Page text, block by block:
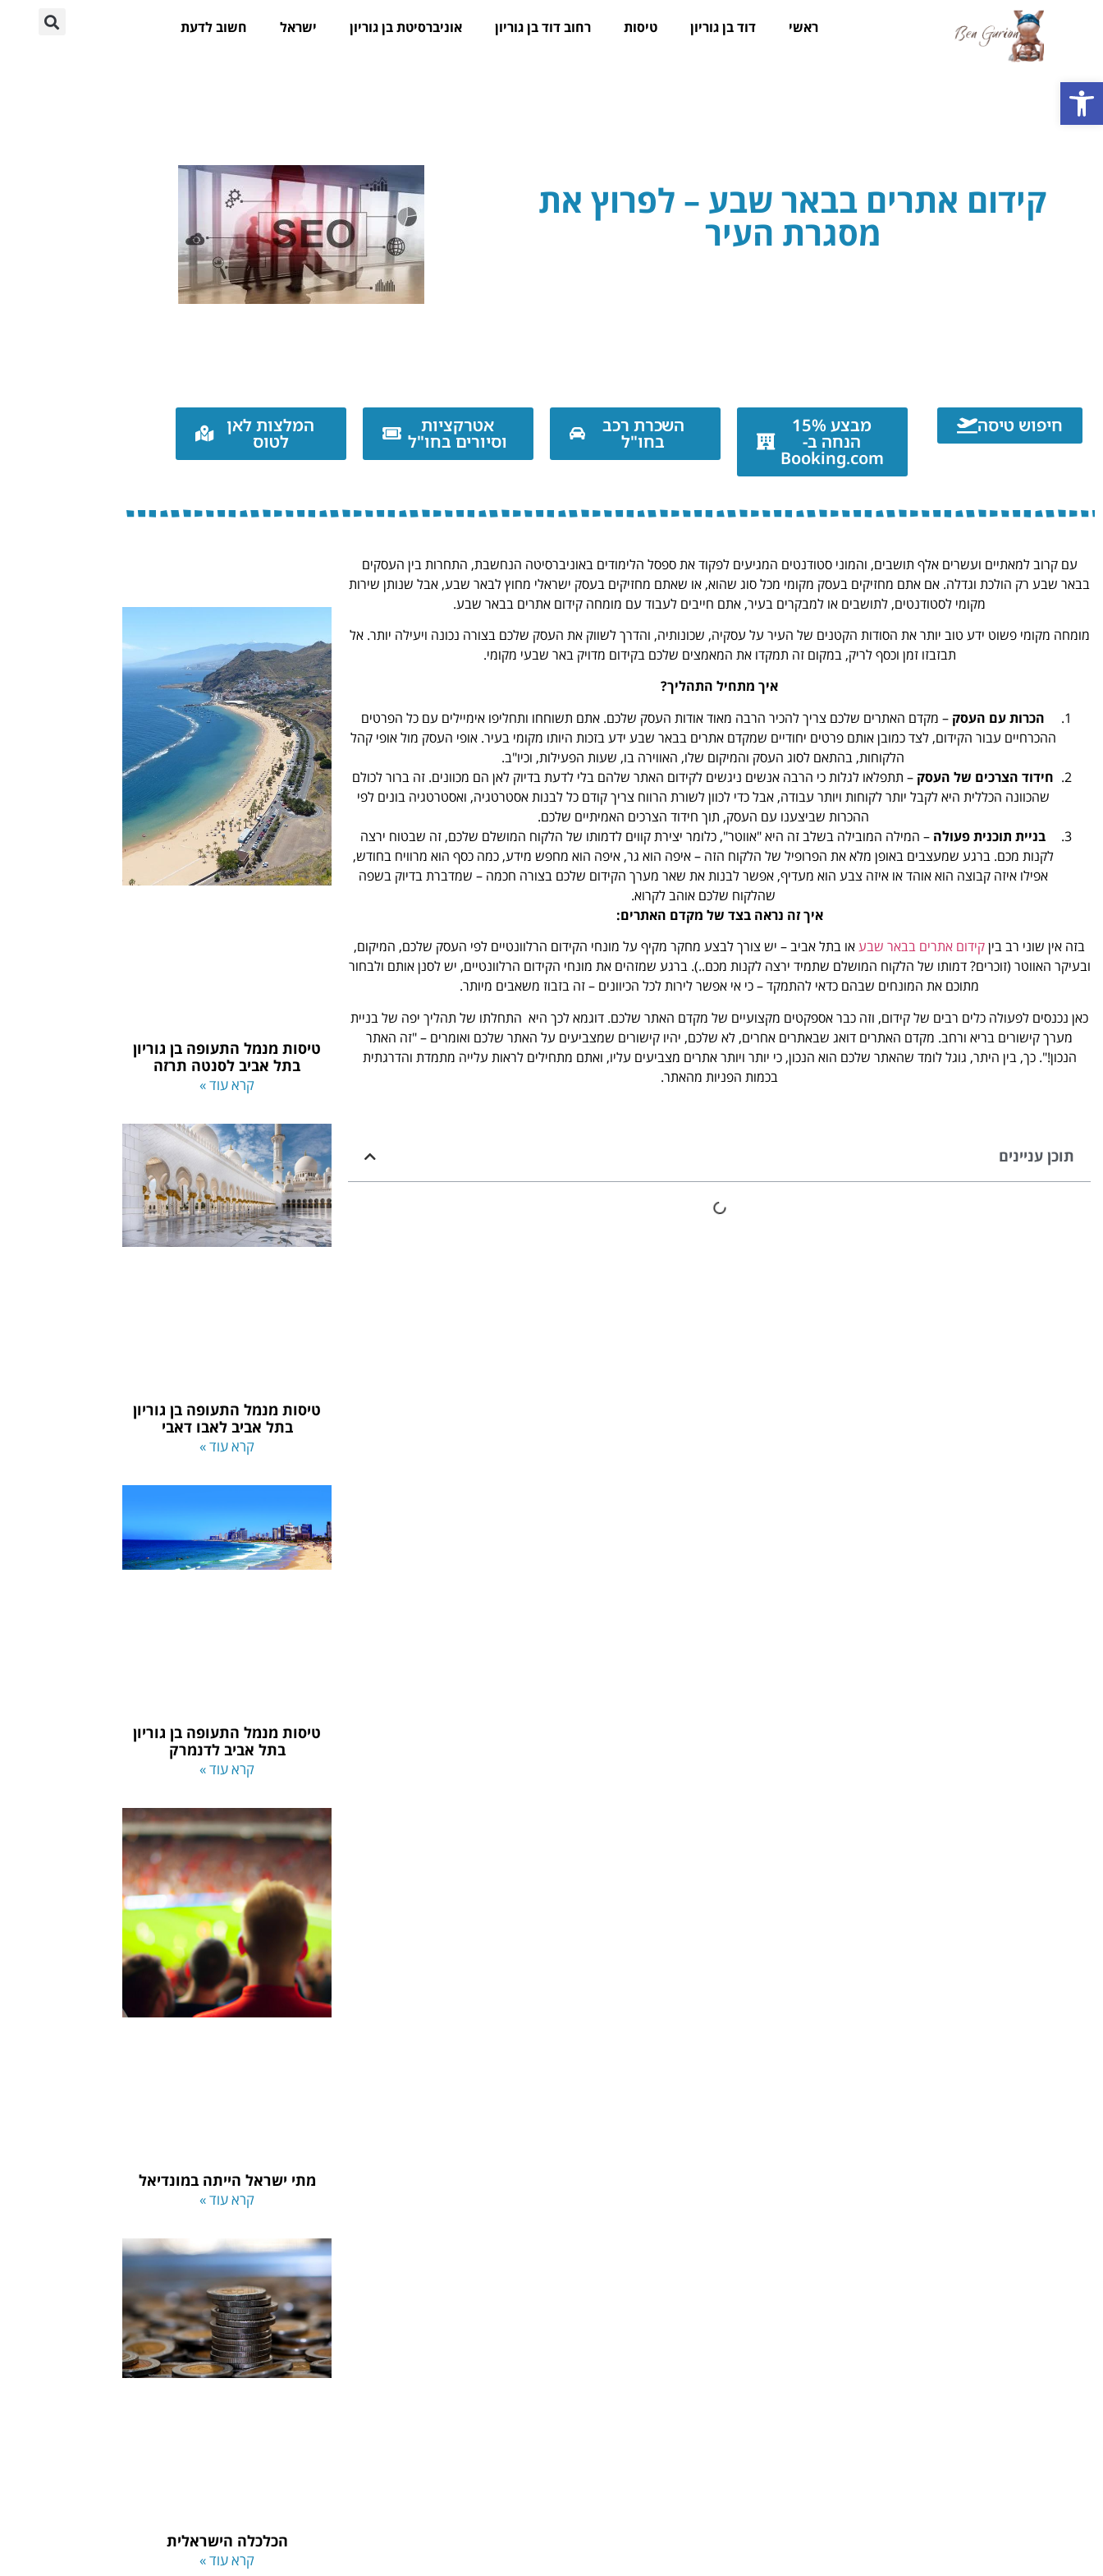
ראשי דוד בן גוריון טיסות רחוב דוד בן גוריון אוניברסיטת בן גוריון ישראל חשוב לדעת
קידום אתרים בבאר שבע – לפרוץ את
מסגרת העיר
חיפוש טיסה מבצע 15%
הנחה ב-
Booking.com
השכרת רכב
בחו"ל
אטרקציות
וסיורים בחו"ל
המלצות לאן
לטוס
עם קרוב למאתיים ועשרים אלף תושבים, והמוני סטודנטים המגיעים לפקוד את ספסל הלימודים באוניברסיטה הנחשבת, התחרות בין העסקים
בבאר שבע רק הולכת וגדלה. אם אתם מחזיקים בעסק מקומי מכל סוג שהוא, או שאתם מחזיקים בעסק ישראלי מחוץ לבאר שבע, אבל שנותן שירות
מקומי לסטודנטים, לתושבים או למבקרים בעיר, אתם חייבים לעבוד עם מומחה קידום אתרים בבאר שבע.
מומחה מקומי פשוט ידע טוב יותר את הסודות הקטנים של העיר על עסקיה, שכונותיה, והדרך לשווק את העסק שלכם בצורה נכונה ויעילה יותר. אל
תבזבזו זמן וכסף לריק, במקום זה תמקדו את המאמצים שלכם בקידום מדויק באר שבעי מקומי.
איך מתחיל התהליך?
הכרות עם העסק – מקדם האתרים שלכם צריך להכיר הרבה מאוד אודות העסק שלכם. אתם תשוחחו ותחליפו אימיילים עם כל הפרטים
ההכרחיים עבור הקידום, לצד כמובן אותם פרטים יחודיים שמקדם אתרים בבאר שבע ידע בזכות היותו מקומי בעיר. אופי העסק מול אופי קהל
הלקוחות, בהתאם לסוג העסק והמיקום שלו, האווירה בו, שעות הפעילות, וכיו"ב.
חידוד הצרכים של העסק – תתפלאו לגלות כי הרבה אנשים ניגשים לקידום האתר שלהם בלי לדעת בדיוק לאן הם מכוונים. זה ברור לכולם
שהכוונה הכללית היא לקבל יותר לקוחות ויותר עבודה, אבל כדי לכוון לשורת הרווח צריך קודם כל לבנות אסטרטגיה, ואסטרטגיה בונים לפי
ההכרות שביצענו עם העסק, תוך חידוד הצרכים האמיתיים שלכם.
בניית תוכנית פעולה – המילה המובילה בשלב זה היא "אווטר", כלומר יצירת קווים לדמותו של הלקוח המושלם שלכם, זה שבטוח ירצה
לקנות מכם. ברגע שמעצבים באופן מלא את הפרופיל של הלקוח הזה – איפה הוא גר, איפה הוא מחפש מידע, כמה כסף הוא מרוויח בחודש,
אפילו איזה קבוצה הוא אוהד או איזה צבע הוא מעדיף, אפשר לבנות את שאר מערך הקידום שלכם בצורה חכמה – שמדברת בדיוק בשפה
שהלקוח שלכם אוהב לקרוא.
איך זה נראה בצד של מקדם האתרים:
בזה אין שוני רב ביןקידום אתרים בבאר שבעאו בתל אביב – יש צורך לבצע מחקר מקיף על מונחי הקידום הרלוונטיים לפי העסק שלכם, המיקום,
ובעיקר האווטר (זוכרים? דמותו של הלקוח המושלם שתמיד ירצה לקנות מכם..). ברגע שמזהים את מונחי הקידום הרלוונטיים, יש לסנן אותם ולבחור
מתוכם את המונחים שבהם כדאי להתמקד – כי אי אפשר לירות לכל הכיוונים – זה בזבוז משאבים מיותר.
כאן נכנסים לפעולה כלים רבים של קידום, וזה כבר אספקטים מקצועיים של מקדם האתר שלכם. דוגמא לכך היא התחלתו של תהליך יפה של בניית
מערך קישורים בריא ורחב. מקדם האתרים דואג שבאתרים אחרים, לא שלכם, יהיו קישורים שמצביעים על האתר שלכם ואומרים – "זה האתר
הנכון!". כך, בין היתר, גוגל לומד שהאתר שלכם הוא הנכון, כי יותר ויותר אתרים מצביעים עליו, ואתם מתחילים לראות עלייה מתמדת והדרגתית
בכמות הפניות מהאתר.
תוכן עניינים
טיסות מנמל התעופה בן גוריון
בתל אביב לסנטה תרזה
קרא עוד »
טיסות מנמל התעופה בן גוריון
בתל אביב לאבו דאבי
קרא עוד »
טיסות מנמל התעופה בן גוריון
בתל אביב לדנמרק
קרא עוד »
מתי ישראל הייתה במונדיאל
קרא עוד »
הכלכלה הישראלית
קרא עוד »
פתח סרגל נגישות